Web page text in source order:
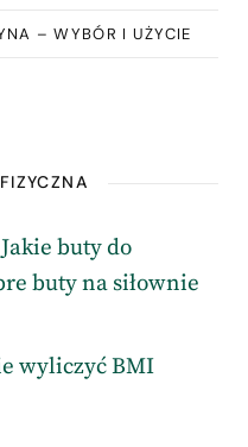
– WYBÓR I UŻYCIE
buty do
buty na siłownie
wyliczyć BMI